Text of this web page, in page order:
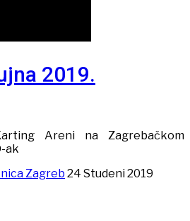
2019.
Areni na Zagrebačkom
ak
Zagreb 24 Studeni 2019